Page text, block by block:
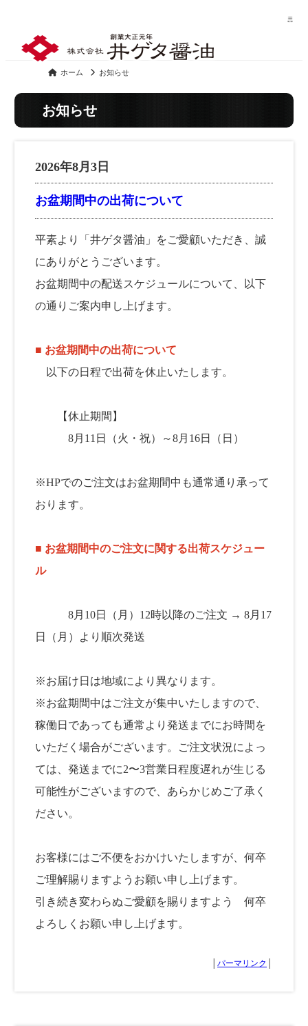
ホーム お知らせ
お知らせ
2026年8月3日
お盆期間中の出荷について
平素より「井ゲタ醤油」をご愛顧いただき、誠
にありがとうございます。
お盆期間中の配送スケジュールについて、以下
の通りご案内申し上げます。
■ お盆期間中の出荷について
以下の日程で出荷を休止いたします。
【休止期間】
8月11日（火・祝）～8月16日（日）
※HPでのご注文はお盆期間中も通常通り承って
おります。
■ お盆期間中のご注文に関する出荷スケジュー
ル
8月10日（月）12時以降のご注文 → 8月17
日（月）より順次発送
※お届け日は地域により異なります。
※お盆期間中はご注文が集中いたしますので、
稼働日であっても通常より発送までにお時間を
いただく場合がございます。ご注文状況によっ
ては、発送までに2〜3営業日程度遅れが生じる
可能性がございますので、あらかじめご了承く
ださい。
お客様にはご不便をおかけいたしますが、何卒
ご理解賜りますようお願い申し上げます。
引き続き変わらぬご愛顧を賜りますよう 何卒
よろしくお願い申し上げます。
│パーマリンク